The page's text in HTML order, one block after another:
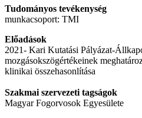
Tudományos tevékenység
munkacsoport: TMI
Előadások
2021- Kari Kutatási Pályázat-
mozgásokszögértékeinek
klinikai összehasonlítása
Szakmai szervezeti tagságok
Magyar Fogorvosok Egyesülete